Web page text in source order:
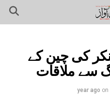
کی چین کے
سے ملاقات
on